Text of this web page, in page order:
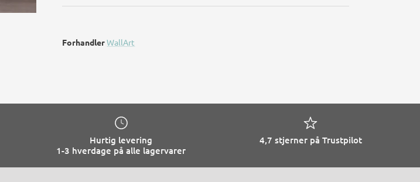
ForhandlerWallArt
Hurtig levering
1-3 hverdage på alle lagervarer
4,7 stjerner på Trustpilot